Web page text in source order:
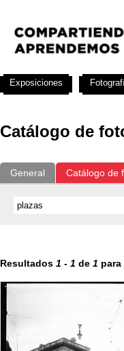
Catálogo de
General Catálogo de
Resultados 1 - 1 de 1 para
Exposiciones